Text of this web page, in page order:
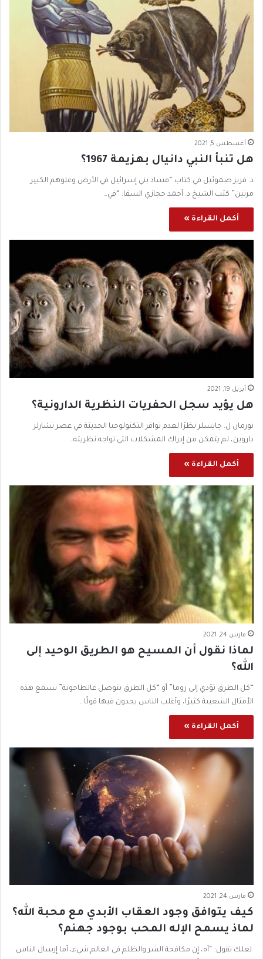
أغسطس 5, 2021
هل تنبأ النبي دانيال بهزيمة 1967؟
د. فريز صموئيل في كتاب “فساد بني إسرائيل في الأرض وعلوهم الكبير
مرتين” كتب الشيخ د. أحمد حجازي السقا: “في…
أكمل القراءة »
أبريل 19, 2021
هل يؤيد سجل الحفريات النظرية الدارونية؟
نورمان ل. جايسلر نظرًا لعدم توافر التكنولوجيا الحديثة في عصر تشارلز
داروين، لم يتمكن من إدراك المشكلات التي تواجه نظريته…
أكمل القراءة »
مارس 24, 2021
لماذا نقول أن المسيح هو الطريق الوحيد إلى
الله؟
“كل الطرق تؤدي إلى روما” أو “كل الطرق بتوصل عالطاحونة” تسمع هذه
الأمثال الشعبية كثيرًا، وأغلب الناس يجدون فيها قولًا…
أكمل القراءة »
مارس 24, 2021
كيف يتوافق وجود العقاب الأبدي مع محبة الله؟
لماذ يسمح الإله المحب بوجود جهنم؟
لعلك تقول: “آه، إن مكافحة الشر والظلم في العالم شيء، أما إرسال الناس